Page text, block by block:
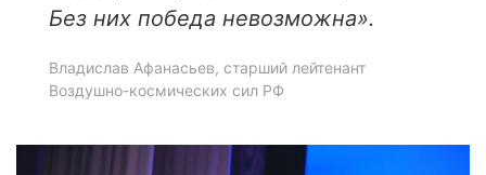
Без них победа невозможна».
Владислав Афанасьев, старший лейтенант
Воздушно-космических сил РФ